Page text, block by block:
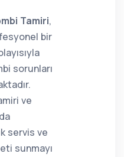
Tamiri,
bir
sorunları
ve
servis ve
sunmayı